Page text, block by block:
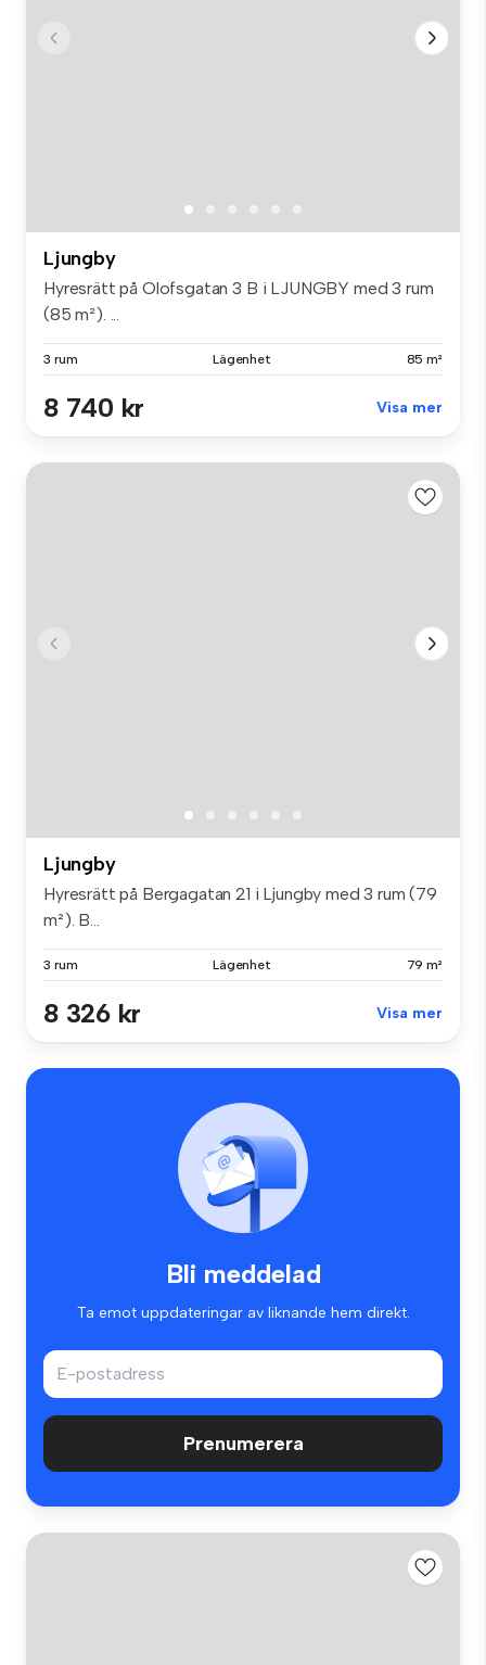
Ljungby
Hyresrätt på Olofsgatan 3 B i LJUNGBY med 3 rum
(85 m²). ...
3 rum Lägenhet 85 m²
8 740 kr Visa mer
Ljungby
Hyresrätt på Bergagatan 21 i Ljungby med 3 rum (79
m²). B...
3 rum Lägenhet 79 m²
8 326 kr Visa mer
Bli meddelad
Ta emot uppdateringar av liknande hem direkt.
Prenumerera